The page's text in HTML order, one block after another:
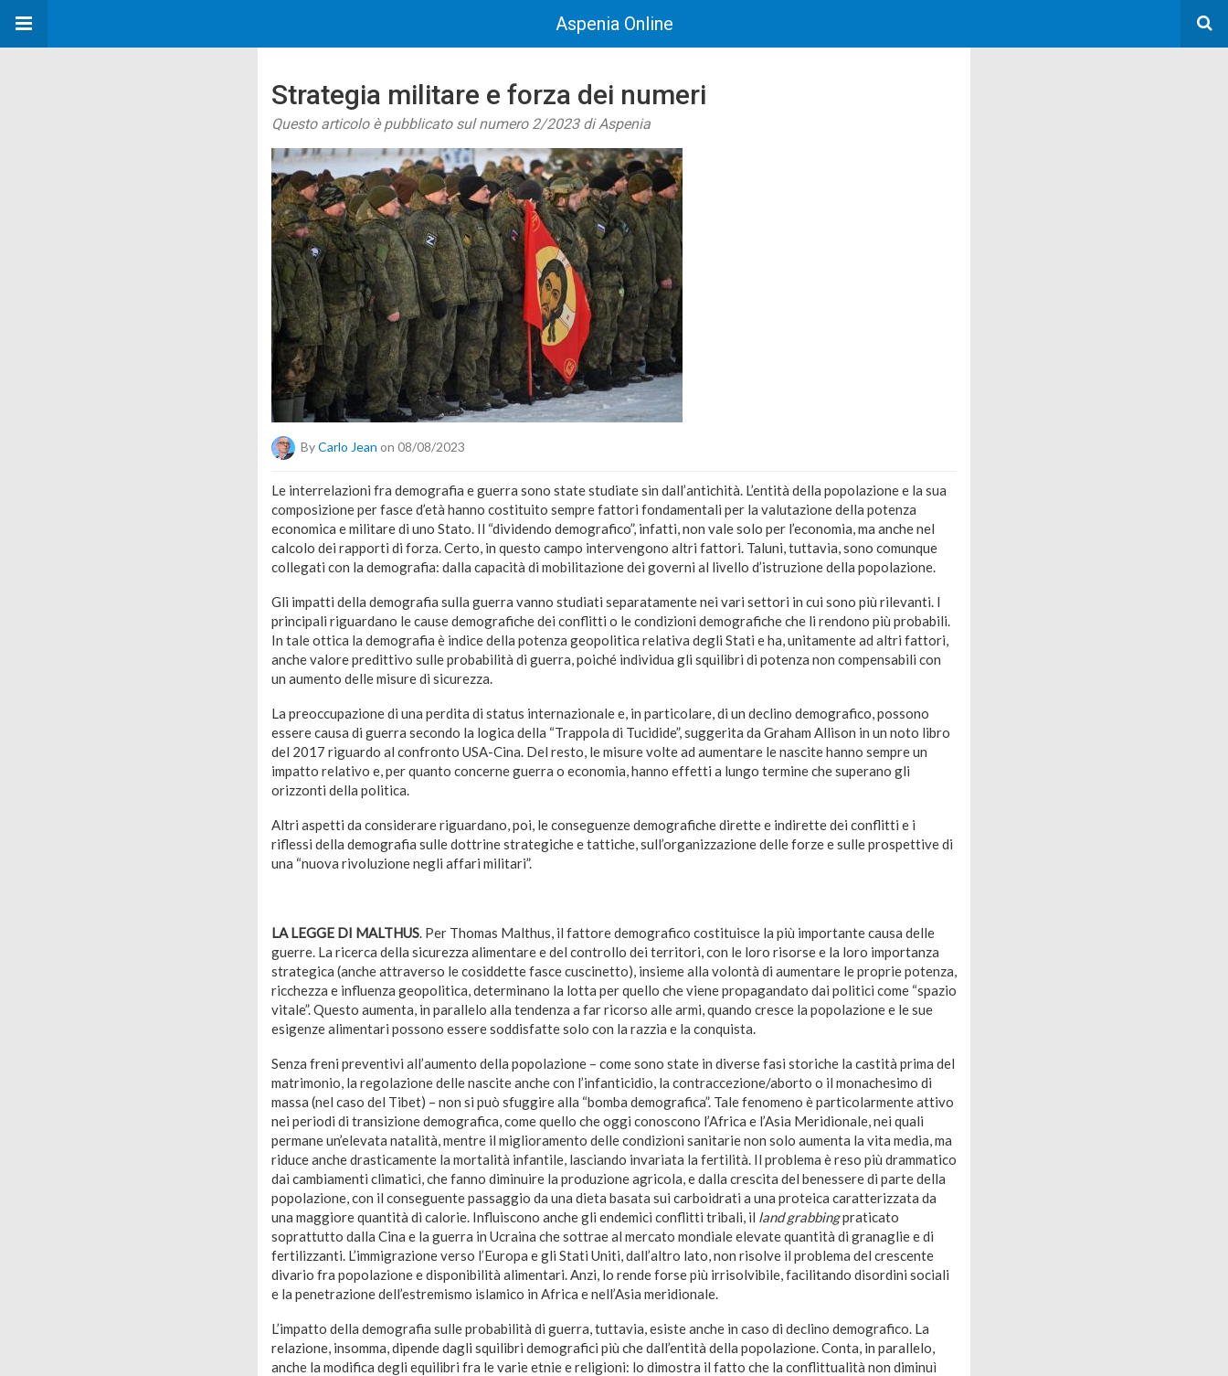
Aspenia Online
Strategia militare e forza dei numeri
Questo articolo è pubblicato sul numero 2/2023 di Aspenia
ByCarlo Jean on 08/08/2023
Le interrelazioni fra demografia e guerra sono state studiate sin dall’antichità. L’entità della popolazione e la sua
composizione per fasce d’età hanno costituito sempre fattori fondamentali per la valutazione della potenza
economica e militare di uno Stato. Il “dividendo demografico”, infatti, non vale solo per l’economia, ma anche nel
calcolo dei rapporti di forza. Certo, in questo campo intervengono altri fattori. Taluni, tuttavia, sono comunque
collegati con la demografia: dalla capacità di mobilitazione dei governi al livello d’istruzione della popolazione.
Gli impatti della demografia sulla guerra vanno studiati separatamente nei vari settori in cui sono più rilevanti. I
principali riguardano le cause demografiche dei conflitti o le condizioni demografiche che li rendono più probabili.
In tale ottica la demografia è indice della potenza geopolitica relativa degli Stati e ha, unitamente ad altri fattori,
anche valore predittivo sulle probabilità di guerra, poiché individua gli squilibri di potenza non compensabili con
un aumento delle misure di sicurezza.
La preoccupazione di una perdita di status internazionale e, in particolare, di un declino demografico, possono
essere causa di guerra secondo la logica della “Trappola di Tucidide”, suggerita da Graham Allison in un noto libro
del 2017 riguardo al confronto USA-Cina. Del resto, le misure volte ad aumentare le nascite hanno sempre un
impatto relativo e, per quanto concerne guerra o economia, hanno effetti a lungo termine che superano gli
orizzonti della politica.
Altri aspetti da considerare riguardano, poi, le conseguenze demografiche dirette e indirette dei conflitti e i
riflessi della demografia sulle dottrine strategiche e tattiche, sull’organizzazione delle forze e sulle prospettive di
una “nuova rivoluzione negli affari militari”.
LA LEGGE DI MALTHUS. Per Thomas Malthus, il fattore demografico costituisce la più importante causa delle
guerre. La ricerca della sicurezza alimentare e del controllo dei territori, con le loro risorse e la loro importanza
strategica (anche attraverso le cosiddette fasce cuscinetto), insieme alla volontà di aumentare le proprie potenza,
ricchezza e influenza geopolitica, determinano la lotta per quello che viene propagandato dai politici come “spazio
vitale”. Questo aumenta, in parallelo alla tendenza a far ricorso alle armi, quando cresce la popolazione e le sue
esigenze alimentari possono essere soddisfatte solo con la razzia e la conquista.
Senza freni preventivi all’aumento della popolazione – come sono state in diverse fasi storiche la castità prima del
matrimonio, la regolazione delle nascite anche con l’infanticidio, la contraccezione/aborto o il monachesimo di
massa (nel caso del Tibet) – non si può sfuggire alla “bomba demografica”. Tale fenomeno è particolarmente attivo
nei periodi di transizione demografica, come quello che oggi conoscono l’Africa e l’Asia Meridionale, nei quali
permane un’elevata natalità, mentre il miglioramento delle condizioni sanitarie non solo aumenta la vita media, ma
riduce anche drasticamente la mortalità infantile, lasciando invariata la fertilità. Il problema è reso più drammatico
dai cambiamenti climatici, che fanno diminuire la produzione agricola, e dalla crescita del benessere di parte della
popolazione, con il conseguente passaggio da una dieta basata sui carboidrati a una proteica caratterizzata da
una maggiore quantità di calorie. Influiscono anche gli endemici conflitti tribali, il land grabbingpraticato
soprattutto dalla Cina e la guerra in Ucraina che sottrae al mercato mondiale elevate quantità di granaglie e di
fertilizzanti. L’immigrazione verso l’Europa e gli Stati Uniti, dall’altro lato, non risolve il problema del crescente
divario fra popolazione e disponibilità alimentari. Anzi, lo rende forse più irrisolvibile, facilitando disordini sociali
e la penetrazione dell’estremismo islamico in Africa e nell’Asia meridionale.
L’impatto della demografia sulle probabilità di guerra, tuttavia, esiste anche in caso di declino demografico. La
relazione, insomma, dipende dagli squilibri demografici più che dall’entità della popolazione. Conta, in parallelo,
anche la modifica degli equilibri fra le varie etnie e religioni: lo dimostra il fatto che la conflittualità non diminuì